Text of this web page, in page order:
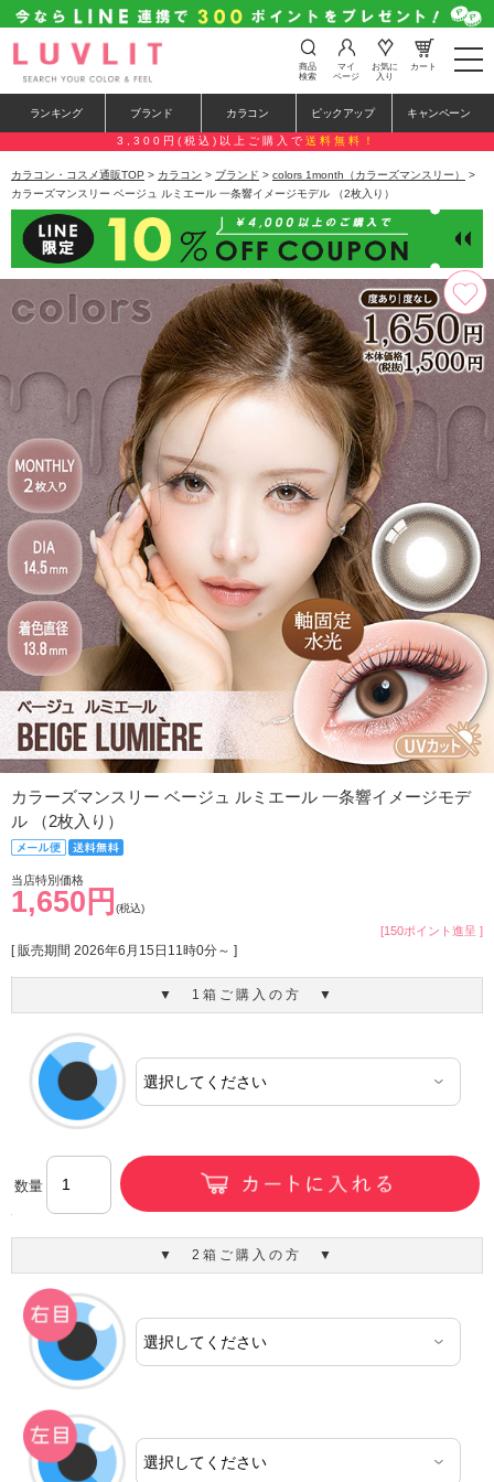
t
o
e
n
a
a
i
o
n
商品
検索
マイ
ページ
お気に
入り
カート
ランキング ブランド カラコン ピックアップ キャンペーン
3,300円(税込)以上ご購入で 送料無料！
カラコン・コスメ通販TOP > カラコン > ブランド > colors 1month（カラーズマンスリー）
>
カラーズマンスリー ベージュ ルミエール 一条響イメージモデル （2枚入り）
カラーズマンスリー ベージュ ルミエール 一条響イメージモデ
ル （2枚入り）
当店特別価格
1,650円 (税込)
[150ポイント進呈 ]
[ 販売期間 2026年6月15日11時0分～ ]
▼ 1箱ご購入の方 ▼
数量
▼ 2箱ご購入の方 ▼